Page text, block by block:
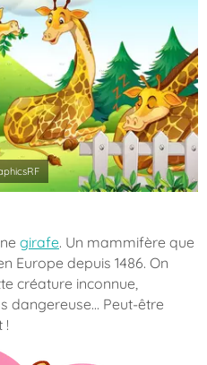
girafe. Un mammifère que
Europe depuis 1486. On
créature inconnue,
dangereuse... Peut-être
!